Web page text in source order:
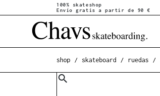
100% skateshop
Envío gratis a partir de 90 €
shop skateboard ruedas
search